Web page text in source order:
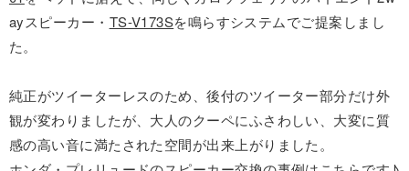
ayスピーカー・ TS-V173Sを鳴らすシステムでご提案しまし
た。
純正がツイーターレスのため、後付のツイーター部分だけ外
観が変わりましたが、大人のクーペにふさわしい、大変に質
感の高い音に満たされた空間が出来上がりました。